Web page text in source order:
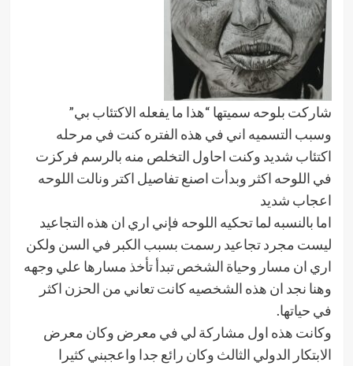
شاركت بلوحه سميتها “هذا ما يفعله الاكتئاب بي”
وسبب التسميه اني في هذه الفتره كنت في مرحله
اكتئاب شديد وكنت احاول التخلص منه بالرسم فركزت
في اللوحه اكثر وبدأت اصنع تفاصيل اكتر ونالت اللوحه
اعجاب شديد
اما بالنسبه لما تحكيه اللوحه فإني اري ان هذه التجاعيد
ليست مجرد تجاعيد رسمت بسبب الكبر في السن ولكن
اري ان مسار وحياة الشخص تبدأ تأخذ مسارها علي وجهه
وهنا نجد ان هذه الشخصيه كانت تعاني من الحزن اكثر
في حياتها.
وكانت هذه اول مشاركة لي في معرض وكان معرض
الابتكار الدولي الثالث وكان رائع جدا واعجبني كثيرا